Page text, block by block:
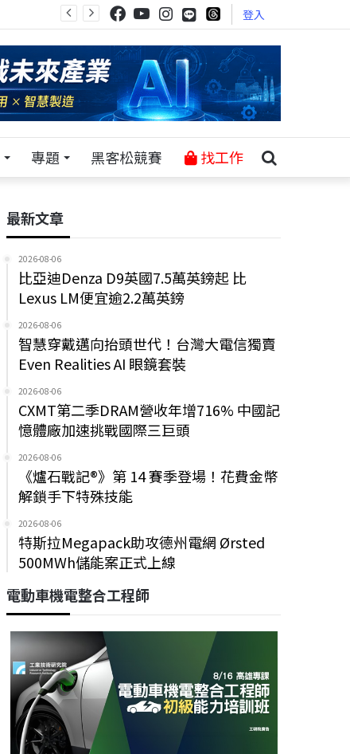
登入
專題 黑客松競賽 找工作
最新文章
2026-08-06
比亞迪Denza D9英國7.5萬英鎊起 比
Lexus LM便宜逾2.2萬英鎊
2026-08-06
智慧穿戴邁向抬頭世代！台灣大電信獨賣
Even Realities AI 眼鏡套裝
2026-08-06
CXMT第二季DRAM營收年增716% 中國記
憶體廠加速挑戰國際三巨頭
2026-08-06
《爐石戰記®》第 14 賽季登場！花費金幣
解鎖手下特殊技能
2026-08-06
特斯拉Megapack助攻德州電網 Ørsted
500MWh儲能案正式上線
電動車機電整合工程師